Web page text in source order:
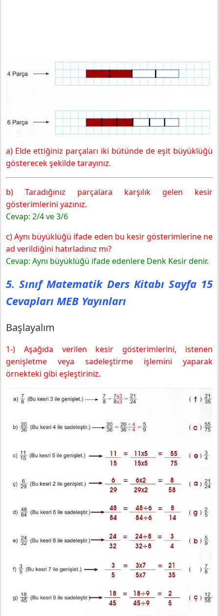
a) Elde ettiğiniz parçaları iki bütünde de eşit büyüklüğü
gösterecek şekilde tarayınız.
b) Taradığınız parçalara karşılık gelen kesir
gösterimlerini yazınız.
Cevap: 2/4 ve 3/6
c) Aynı büyüklüğü ifade eden bu kesir gösterimlerine ne
ad verildiğini hatırladınız mı?
Cevap: Aynı büyüklüğü ifade edenlere Denk Kesir denir.
5. Sınıf Matematik Ders Kitabı Sayfa 15
Cevapları MEB Yayınları
Başlayalım
1-) Aşağıda verilen kesir gösterimlerini, istenen
genişletme veya sadeleştirme işlemini yaparak
örnekteki gibi eşleştiriniz.